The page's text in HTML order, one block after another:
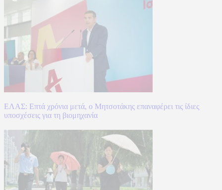
ΕΛΑΣ: Επτά χρόνια μετά, ο Μητσοτάκης επαναφέρει τις ίδιες
υποσχέσεις για τη βιομηχανία